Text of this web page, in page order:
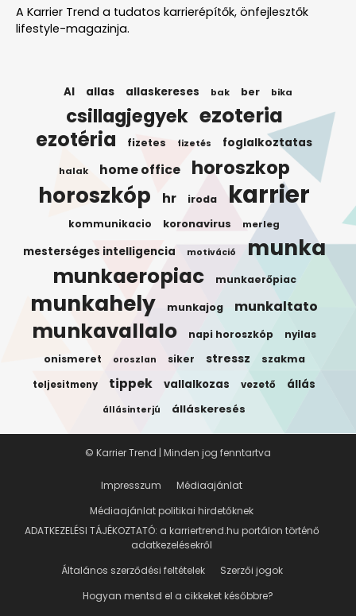
A Karrier Trend a tudatos karrierépítők, önfejlesztők
lifestyle-magazinja.
AI allas allaskereses bak ber bika
csillagjegyek ezoteria
ezotéria fizetes fizetés foglalkoztatas
halak home office horoszkop
horoszkóp hr iroda karrier
kommunikacio koronavirus merleg
mesterséges intelligencia motiváció munka
munkaeropiac munkaerőpiac
munkahely munkajog munkaltato
munkavallalo napi horoszkóp nyilas
onismeret oroszlan siker stressz szakma
teljesitmeny tippek vallalkozas vezető állás
állásinterjú álláskeresés
Impresszum
Médiaajánlat
Médiaajánlat politikai hirdetőknek
ADATKEZELÉSI TÁJÉKOZTATÓ: a karriertrend.hu portálon történő
adatkezelésekről
Általános szerződési feltételek
Szerzői jogok
Hogyan mentsd el a cikkeket későbbre?
© Karrier Trend | Minden jog fenntartva